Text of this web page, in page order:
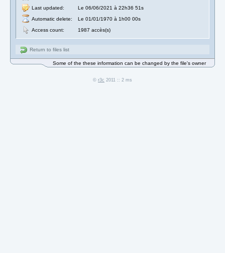
Last updated:
Le 06/06/2021 à 22h36 51s
Automatic delete:
Le 01/01/1970 à 1h00 00s
Access count:
1987 accès(s)
Return to files list
Some of the these information can be changed by the file's owner
© r3c 2011 :: 2 ms